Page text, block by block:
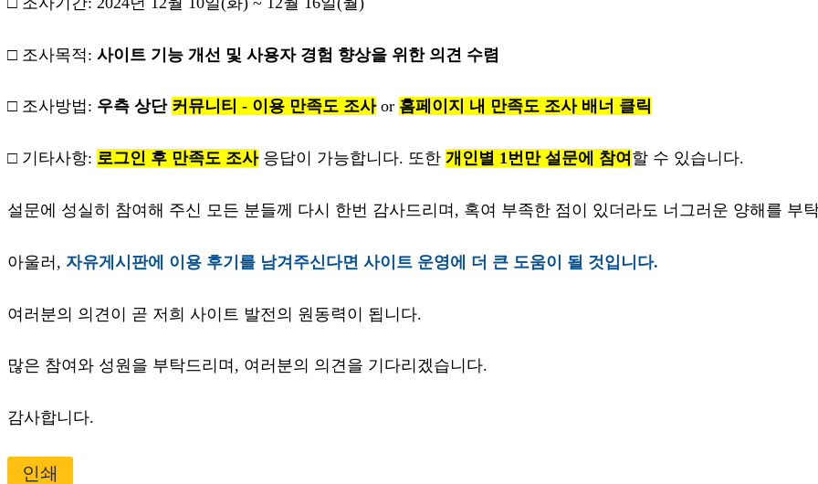
□ 조사목적: 사이트 기능 개선 및 사용자 경험 향상을 위한 의견 수렴
□ 조사방법: 우측 상단 커뮤니티 - 이용 만족도 조사or 홈페이지 내 만족도 조사 배너 클릭
□ 기타사항: 로그인 후 만족도 조사응답이 가능합니다. 또한 개인별 1번만 설문에 참여 할 수 있습니다.
설문에 성실히 참여해 주신 모든 분들께 다시 한번 감사드리며, 혹여 부족한 점이 있더라도 너그러운 양해를 부
아울러, 자유게시판에 이용 후기를 남겨주신다면 사이트 운영에 더 큰 도움이 될 것입니다.
여러분의 의견이 곧 저희 사이트 발전의 원동력이 됩니다.
많은 참여와 성원을 부탁드리며, 여러분의 의견을 기다리겠습니다.
감사합니다.
인쇄